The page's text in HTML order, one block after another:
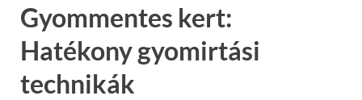
Gyommentes kert:
Hatékony gyomirtási
technikák